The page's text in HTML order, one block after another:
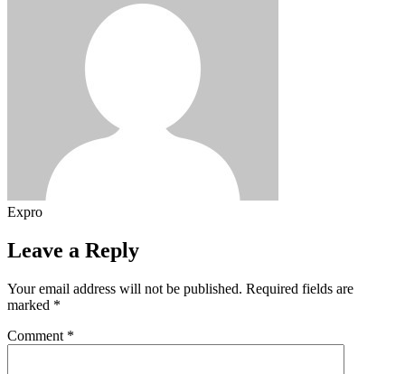
Expro
Leave a Reply
Your email address will not be published. Required fields are
marked *
Comment *